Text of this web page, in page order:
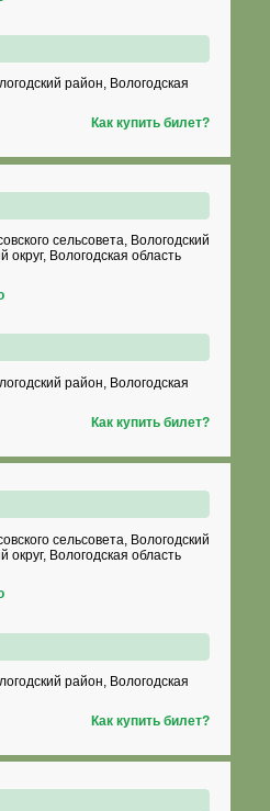
район, Вологодская
Как купить билет?
сельсовета, Вологодский
округ, Вологодская область
район, Вологодская
Как купить билет?
сельсовета, Вологодский
округ, Вологодская область
район, Вологодская
Как купить билет?